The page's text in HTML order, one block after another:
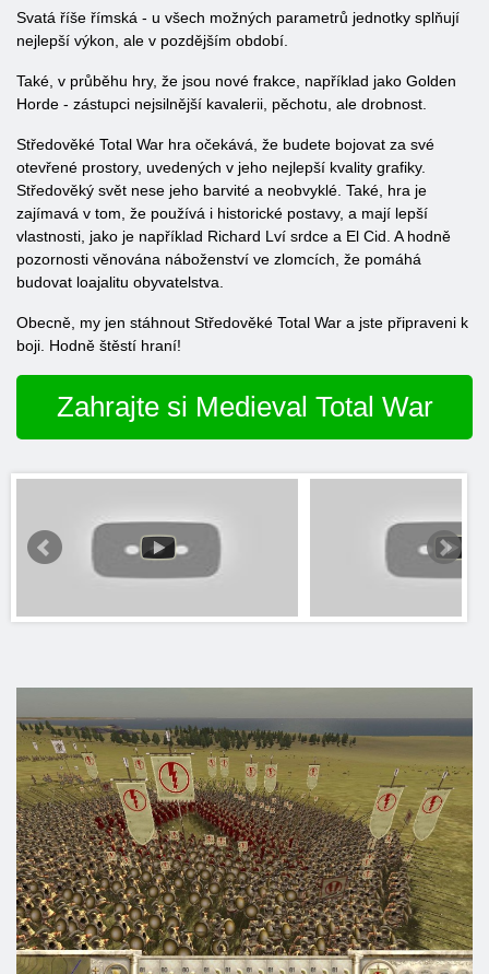
Svatá říše římská - u všech možných parametrů jednotky splňují
nejlepší výkon, ale v pozdějším období.
Také, v průběhu hry, že jsou nové frakce, například jako Golden
Horde - zástupci nejsilnější kavalerii, pěchotu, ale drobnost.
Středověké Total War hra očekává, že budete bojovat za své
otevřené prostory, uvedených v jeho nejlepší kvality grafiky.
Středověký svět nese jeho barvité a neobvyklé. Také, hra je
zajímavá v tom, že používá i historické postavy, a mají lepší
vlastnosti, jako je například Richard Lví srdce a El Cid. A hodně
pozornosti věnována náboženství ve zlomcích, že pomáhá
budovat loajalitu obyvatelstva.
Obecně, my jen stáhnout Středověké Total War a jste připraveni k
boji. Hodně štěstí hraní!
Zahrajte si Medieval Total War